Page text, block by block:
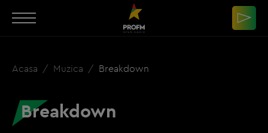
Acasa Muzica Breakdown
Breakdown